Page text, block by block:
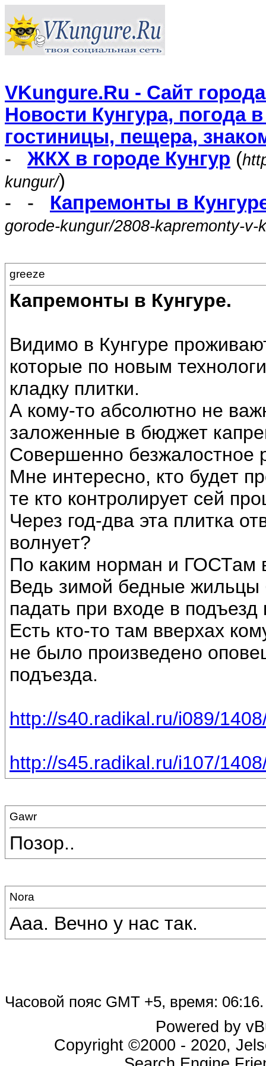
VKungure.Ru - Сайт
Новости Кунгура, погода
гостиницы, пещера,
- ЖКХ в городе Кунгур (
kungur/)
- - Капремонты в
gorode-kungur/2808-kapremonty-v-
greeze
Капремонты в Кунгуре.
Видимо в Кунгуре
которые по новым
кладку плитки.
А кому-то абсолютно не
заложенные в бюджет
Совершенно безжалостное
Мне интересно, кто будет
те кто контролирует сей
Через год-два эта плитка
волнует?
По каким норман и ГОСТам
Ведь зимой бедные жильцы
падать при входе в подъезд
Есть кто-то там вверхах
не было произведено
подъезда.
http://s40.radikal.ru/i089/
http://s45.radikal.ru/i107/
Gawr
Позор..
Nora
Ааа. Вечно у нас так.
Часовой пояс GMT +5, время: 06:16.
Powered by
Copyright ©2000 - 2020,